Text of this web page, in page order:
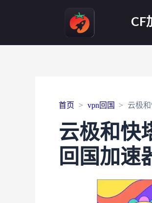
CF
首页 vpn回国 云极
云极和快
回国加速